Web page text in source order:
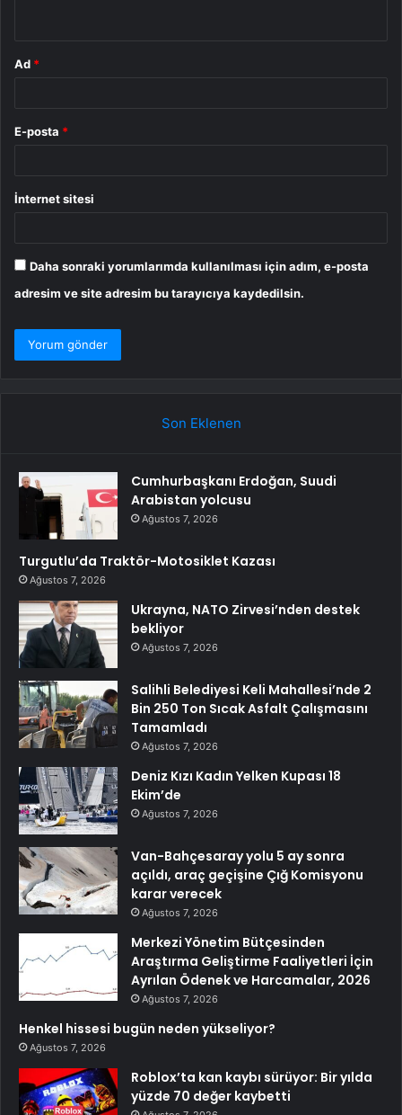
Ad *
E-posta *
İnternet sitesi
Daha sonraki yorumlarımda kullanılması için adım, e-posta
adresim ve site adresim bu tarayıcıya kaydedilsin.
Son Eklenen
Cumhurbaşkanı Erdoğan, Suudi
Arabistan yolcusu
Ağustos 7, 2026
Turgutlu’da Traktör-Motosiklet Kazası
Ağustos 7, 2026
Ukrayna, NATO Zirvesi’nden destek
bekliyor
Ağustos 7, 2026
Salihli Belediyesi Keli Mahallesi’nde 2
Bin 250 Ton Sıcak Asfalt Çalışmasını
Tamamladı
Ağustos 7, 2026
Deniz Kızı Kadın Yelken Kupası 18
Ekim’de
Ağustos 7, 2026
Van-Bahçesaray yolu 5 ay sonra
açıldı, araç geçişine Çığ Komisyonu
karar verecek
Ağustos 7, 2026
Merkezi Yönetim Bütçesinden
Araştırma Geliştirme Faaliyetleri İçin
Ayrılan Ödenek ve Harcamalar, 2026
Ağustos 7, 2026
Henkel hissesi bugün neden yükseliyor?
Ağustos 7, 2026
Roblox’ta kan kaybı sürüyor: Bir yılda
yüzde 70 değer kaybetti